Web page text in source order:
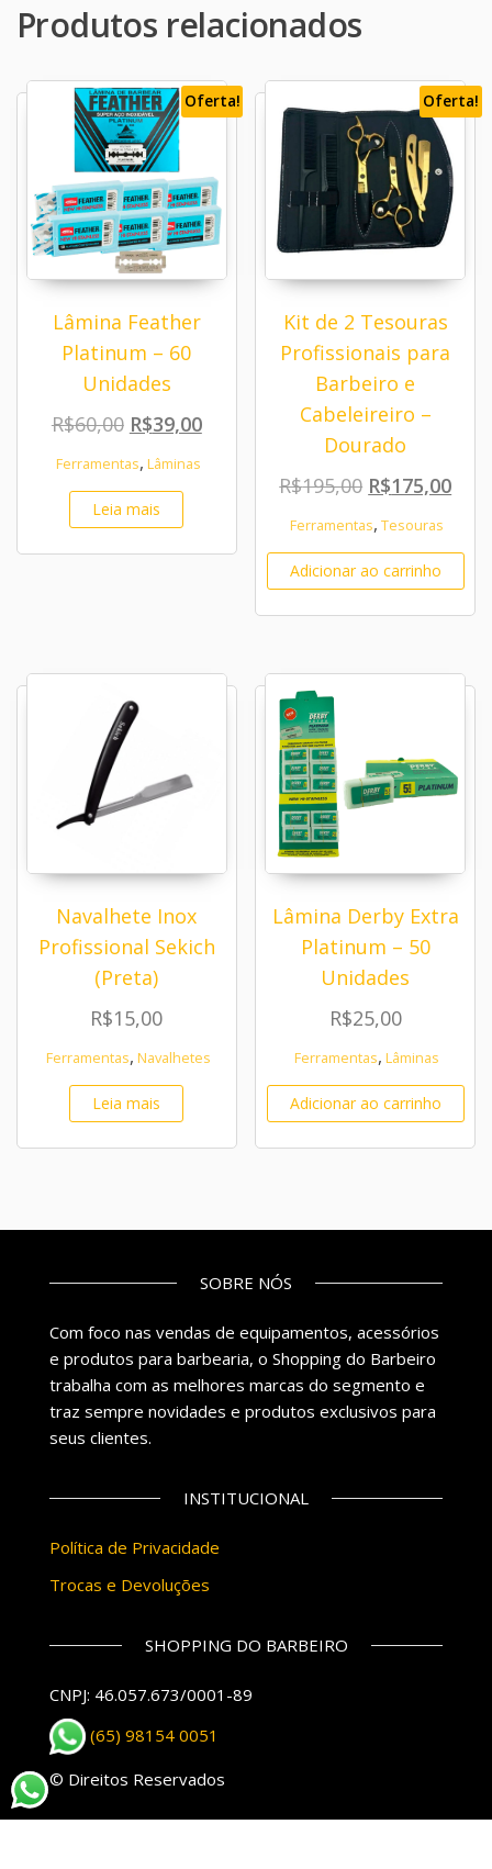
Produtos relacionados
Oferta!
Lâmina Feather
Platinum – 60
Unidades
R$60,00 O preço original era: R$60,00.
R$39,00O preço atual é: R$39,00.
Ferramentas, Lâminas
Leia mais
Oferta!
Kit de 2 Tesouras
Profissionais para
Barbeiro e
Cabeleireiro –
Dourado
R$195,00 O preço
R$175,00O
Ferramentas, Tesouras
Adicionar ao carrinho
Navalhete Inox
Profissional Sekich
(Preta)
R$15,00
Ferramentas, Navalhetes
Leia mais
Lâmina Derby Extra
Platinum – 50
Unidades
R$25,00
Ferramentas, Lâminas
Adicionar ao carrinho
SOBRE NÓS
Com foco nas vendas de equipamentos, acessórios
e produtos para barbearia, o Shopping do Barbeiro
trabalha com as melhores marcas do segmento e
traz sempre novidades e produtos exclusivos para
seus clientes.
INSTITUCIONAL
Política de Privacidade
Trocas e Devoluções
SHOPPING DO BARBEIRO
CNPJ: 46.057.673/0001-89
(65) 98154 0051
© Direitos Reservados